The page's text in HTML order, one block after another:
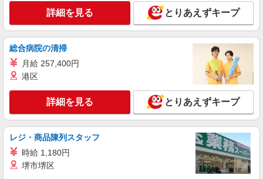
時給1,350円
福島県郡山市安積3-43
キープ 詳細を見る
アルバイト
オリーブの丘 郡山並木店
キッチン（フード）スタッフ
時給1100円 ※22:00以降は時給1375円 ※高校
生時給1040円 ■土日・祝手当 土日・祝は時給＋
100円 ■特別手当 早朝手当（6:00〜8:00）時給＋
100円
福島県郡山市並木1-1-12
詳細を見る
詳細を見る とりあえずキープ
総合病院の清掃
月給 257,400円
港区
詳細を見る とりあえずキープ
レジ・商品陳列スタッフ
時給 1,180円
堺市堺区